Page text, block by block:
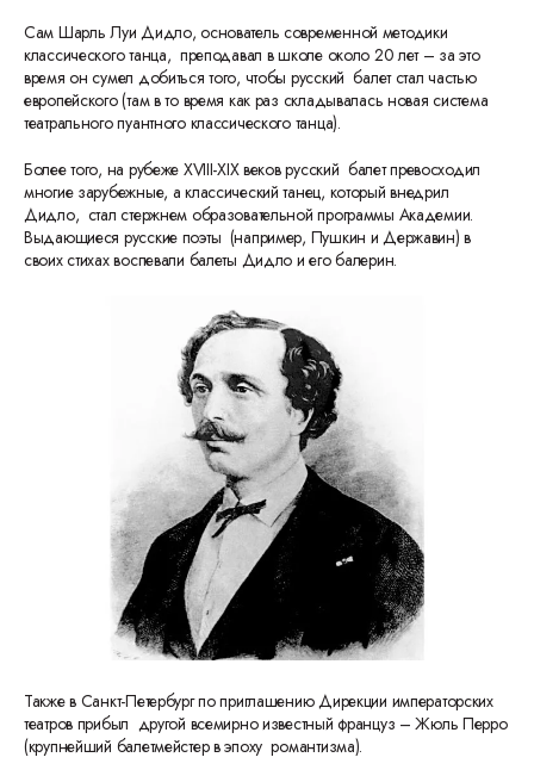
Сам Шарль Луи Дидло, основатель современной методики
классического танца, преподавал в школе около 20 лет – за это
время он сумел добиться того, чтобы русский балет стал частью
европейского (там в то время как раз складывалась новая система
театрального пуантного классического танца).
Более того, на рубеже XVIII-XIX веков русский балет превосходил
многие зарубежные, а классический танец, который внедрил
Дидло, стал стержнем образовательной программы Академии.
Выдающиеся русские поэты (например, Пушкин и Державин) в
своих стихах воспевали балеты Дидло и его балерин.
Также в Санкт-Петербург по приглашению Дирекции императорских
театров прибыл другой всемирно известный француз – Жюль Перро
(крупнейший балетмейстер в эпоху романтизма).